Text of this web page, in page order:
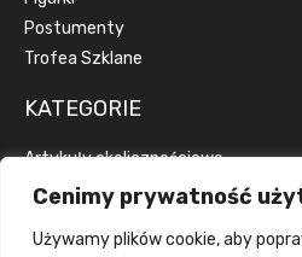
Cenimy prywatność
Używamy plików cookie, aby
Postumenty
Trofea Szklane
KATEGORIE
Artykuły okolicznościowe
Artykuły reklamowe
Emblematy